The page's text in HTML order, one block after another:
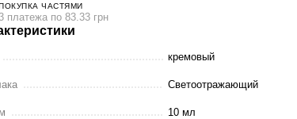
ЧАСТЯМИ
3 платежа по 83.33 грн
кремовый
Светоотражающий
10 мл